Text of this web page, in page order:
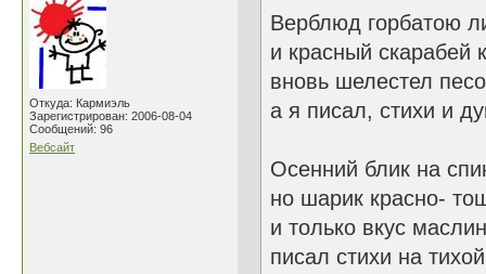
Откуда: Кармиэль
Зарегистрирован: 2006-08-04
Сообщений: 96
Вебсайт
Верблюд горбатою
и красный скарабей
вновь шелестел
а я писал, стихи и
Осенний блик на
но шарик красно-
и только вкус
писал стихи на